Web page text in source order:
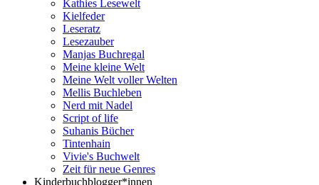
Kathies Lesewelt
Kielfeder
Leseratz
Lesezauber
Manjas Buchregal
Meine kleine Welt
Meine Welt voller Welten
Mellis Buchleben
Nerd mit Nadel
Script of life
Suhanis Bücher
Tintenhain
Vivie's Buchwelt
Zeit für neue Genres
Kinderbuchblogger*innen